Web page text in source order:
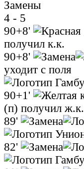
Замены
4 - 5
90+8'
получил к.к.
90+8'
уходит с поля
90+1'
(п) получил ж.к.
89'
82'